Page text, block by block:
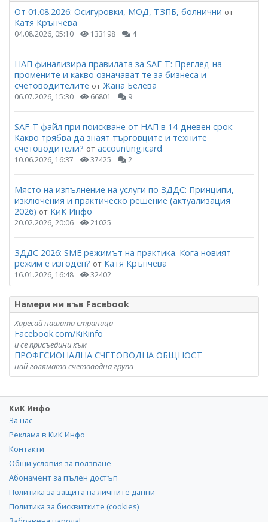
От 01.08.2026: Осигуровки, МОД, ТЗПБ, болнични от
Катя Крънчева
04.08.2026, 05:10 133198 4
НАП финализира правилата за SAF-T: Преглед на
промените и какво означават те за бизнеса и
счетоводителите от Жана Белева
06.07.2026, 15:30 66801 9
SAF-T файл при поискване от НАП в 14-дневен срок:
Какво трябва да знаят търговците и техните
счетоводители? от accounting.icard
10.06.2026, 16:37 37425 2
Място на изпълнение на услуги по ЗДДС: Принципи,
изключения и практическо решение (актуализация
2026) от КиК Инфо
20.02.2026, 20:06 21025
ЗДДС 2026: SME режимът на практика. Кога новият
режим е изгоден? от Катя Крънчева
16.01.2026, 16:48 32402
Намери ни във Facebook
Харесай нашата страница
Facebook.com/KiKinfo
и се присъедини към
ПРОФЕСИОНАЛНА СЧЕТОВОДНА ОБЩНОСТ
най-голямата счетоводна група
КиК Инфо
За нас
Реклама в КиК Инфо
Контакти
Общи условия за ползване
Абонамент за пълен достъп
Политика за защита на личните данни
Политика за бисквитките (cookies)